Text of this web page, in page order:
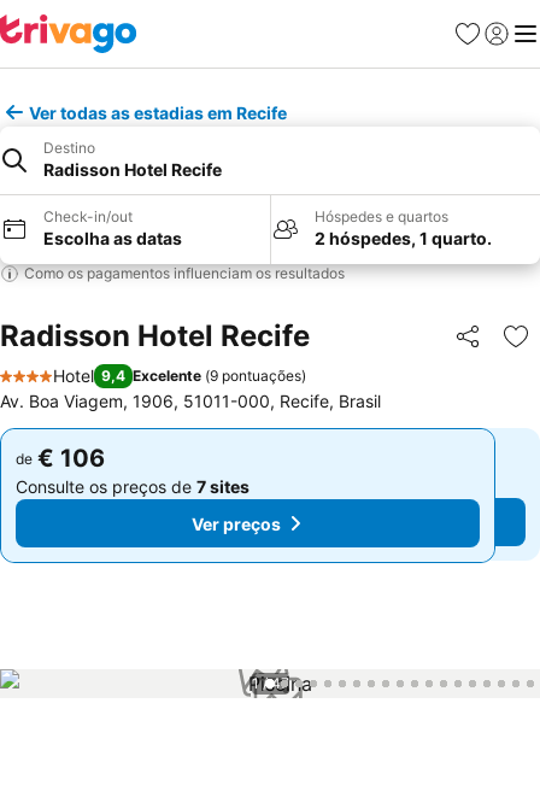
Favoritos
Iniciar
Ver todas as estadias em Recife
Destino
Radisson Hotel Recife
Check-in/out
Escolha as datas
Hóspedes e quartos
2 hóspedes, 1 quarto.
Como os pagamentos influenciam os resultados
Radisson Hotel Recife Partilhar
4 Estrelas
Hotel 9,4 Excelente (9 pontuações)
Av. Boa Viagem, 1906, 51011-000, Recife, Brasil
de € 106
Consulte os preços de 7 sites
Ver preços
de € 106
Consulte os preços de 7 sites
Ver preços
1 / 47